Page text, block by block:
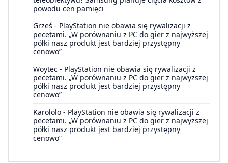
powodu cen pamięci
Grześ - PlayStation nie obawia się rywalizacji z
pecetami. „W porównaniu z PC do gier z najwyższej
półki nasz produkt jest bardziej przystępny
cenowo”
Woytec - PlayStation nie obawia się rywalizacji z
pecetami. „W porównaniu z PC do gier z najwyższej
półki nasz produkt jest bardziej przystępny
cenowo”
Karololo - PlayStation nie obawia się rywalizacji z
pecetami. „W porównaniu z PC do gier z najwyższej
półki nasz produkt jest bardziej przystępny
cenowo”